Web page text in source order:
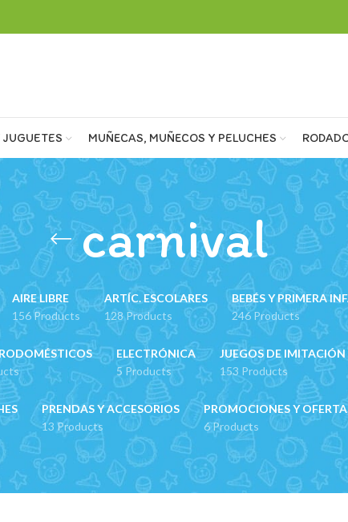
JUGUETES MUÑECAS, MUÑECOS Y PELUCHES
carnival
AIRE LIBRE
156 Products
ARTÍC. ESCOLARES
128 Products
BEBÉS Y PRIMERA
246 Products
ELECTRÓNICA
5 Products
JUEGOS DE IMITACIÓN
153 Products
PRENDAS Y ACCESORIOS
13 Products
PROMOCIONES Y
6 Products